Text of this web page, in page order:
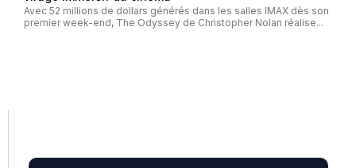
Avec 52 millions de dollars générés dans les salles IMAX dès son
premier week-end, The Odyssey de Christopher Nolan réalise...